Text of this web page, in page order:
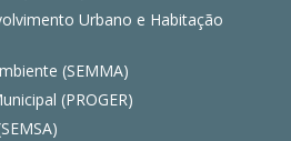
Urbano e Habitação
(SEMMA)
(PROGER)